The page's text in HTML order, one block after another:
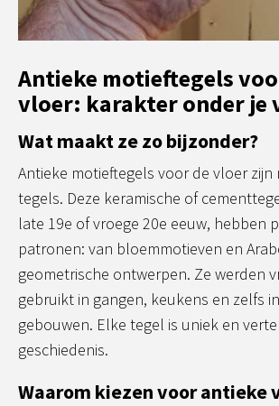
Antieke motieftegels
vloer: karakter onder je
Wat maakt ze zo bijzonder?
Antieke motieftegels voor de vloer zijn
tegels. Deze keramische of
late 19e of vroege 20e eeuw, hebben
patronen: van bloemmotieven en
geometrische ontwerpen. Ze werden
gebruikt in gangen, keukens en zelfs
gebouwen. Elke tegel is uniek en
geschiedenis.
Waarom kiezen voor antieke